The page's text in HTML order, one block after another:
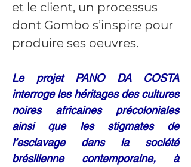
et le client, un processus
dont Gombo s’inspire pour
produire ses oeuvres.
Le projet PANO DA COSTA
interroge les héritages des cultures
noires africaines précoloniales
ainsi que les stigmates de
l’esclavage dans la société
brésilienne contemporaine, à